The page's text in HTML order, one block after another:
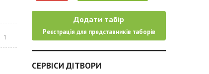
1
Додати табір
Реєстрація для представників таборів
СЕРВІСИ ДІТВОРИ